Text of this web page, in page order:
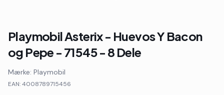
Playmobil Asterix - Huevos Y Bacon
og Pepe - 71545 - 8 Dele
Mærke: Playmobil
EAN:4008789715456